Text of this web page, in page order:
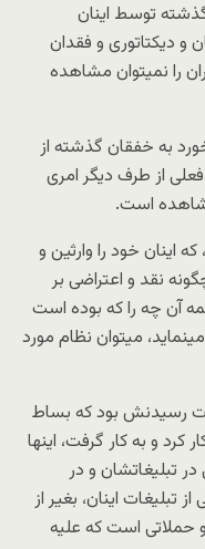
گذشته توسط اینان
و دیکتاتوری و فقدان
را نمیتوان مشاهده
به خفقان گذشته از
از طرف دیگر امری
است.
اینان خود را وارثین و
نقد و اعتراضی بر
آن چه را که بوده است
میتوان نظام مورد
رسیدنش بود که بساط
و به کار گرفت، اینها
تبلیغاتشان و در
تبلیغات اینان، بغیر از
حملاتی است که علیه